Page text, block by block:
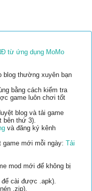
từ ứng dụng MoMo
blog thường xuyên bạn
bằng cách kiểm tra
game luôn chơi tốt
blog và tải game
bên thứ 3).
và đăng ký kênh
game mới mỗi ngày: Tải
mod mới để không bị
để cài được .apk).
.zip).